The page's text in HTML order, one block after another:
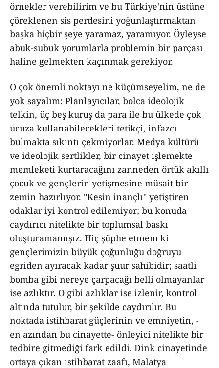
örnekler verebilirim ve bu Türkiye'nin üstüne
çöreklenen sis perdesini yoğunlaştırmaktan
başka hiçbir şeye yaramaz, yaramıyor. Öyleyse
abuk-subuk yorumlarla problemin bir parçası
haline gelmekten kaçınmak gerekiyor.
O çok önemli noktayı ne küçümseyelim, ne de
yok sayalım: Planlayıcılar, bolca ideolojik
telkin, üç beş kuruş da para ile bu ülkede çok
ucuza kullanabilecekleri tetikçi, infazcı
bulmakta sıkıntı çekmiyorlar. Medya kültürü
ve ideolojik sertlikler, bir cinayet işlemekte
memleketi kurtaracağını zanneden örtük akıllı
çocuk ve gençlerin yetişmesine müsait bir
zemin hazırlıyor. "Kesin inançlı" yetiştiren
odaklar iyi kontrol edilemiyor; bu konuda
caydırıcı nitelikte bir toplumsal baskı
oluşturamamışız. Hiç şüphe etmem ki
gençlerimizin büyük çoğunluğu doğruyu
eğriden ayıracak kadar şuur sahibidir; saatli
bomba gibi nereye çarpacağı belli olmayanlar
ise azlıktır. O gibi azlıklar ise izlenir, kontrol
altında tutulur, bir şekilde caydırılır. Bu
noktada istihbarat güçlerinin ve emniyetin, -
en azından bu cinayette- önleyici nitelikte bir
tedbire gitmediği fark edildi. Dink cinayetinde
ortaya çıkan istihbarat zaafı, Malatya